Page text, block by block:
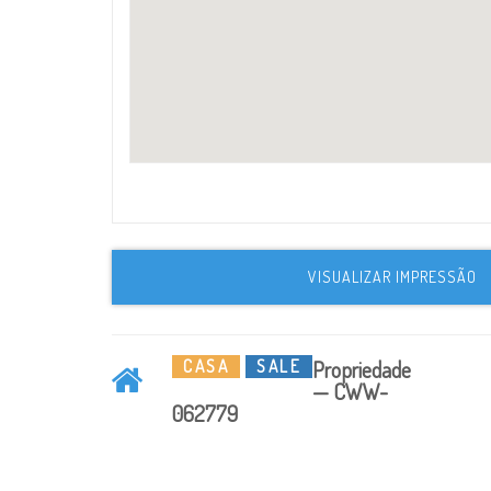
VISUALIZAR IMPRESSÃO
CASA SALE Propriedade
— CWW-
062779